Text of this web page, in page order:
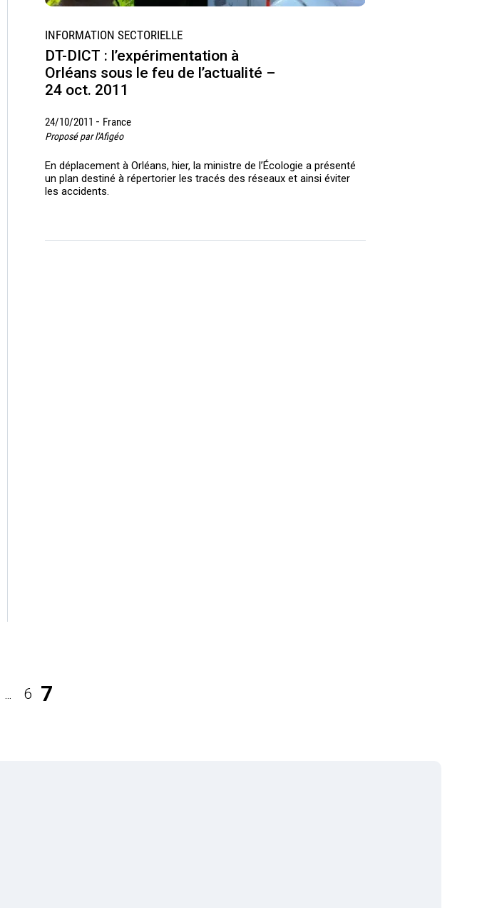
INFORMATION SECTORIELLE
DT-DICT : l’expérimentation à
Orléans sous le feu de l’actualité –
24 oct. 2011
24/10/2011 - France
Proposé par l'Afigéo
En déplacement à Orléans, hier, la ministre de l’Écologie a présenté
un plan destiné à répertorier les tracés des réseaux et ainsi éviter
les accidents.
6 7